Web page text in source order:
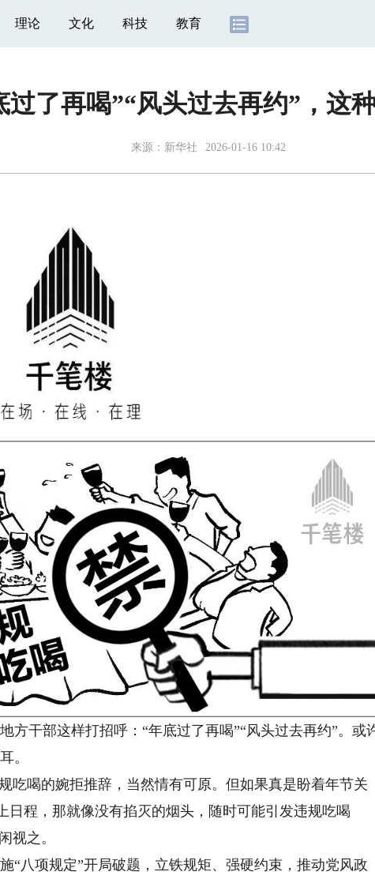
理论 文化 科技 教育
了再喝”“风头过去再约”，这
来源： 新华社 2026-01-16 10:42
干部这样打招呼：“年底过了再喝”“风头过去再约”。或
。
喝的婉拒推辞，当然情有可原。但如果真是盼着年节关
日程，那就像没有掐灭的烟头，随时可能引发违规吃喝
视之。
项规定”开局破题，立铁规矩、强硬约束，推动党风政